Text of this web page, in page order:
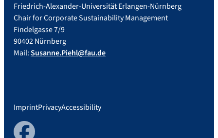
Friedrich-Alexander-Universität Erlangen-Nürnberg
Chair for Corporate Sustainability Management
Findelgasse 7/9
90402 Nürnberg
Mail:Susanne.Piehl@fau.de
ImprintPrivacyAccessibility
Facebook